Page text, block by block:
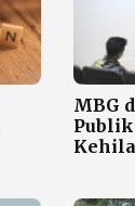
MBG